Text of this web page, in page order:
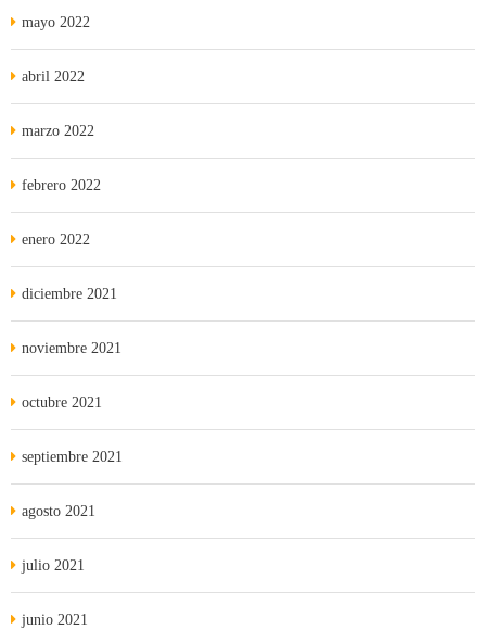
mayo 2022
abril 2022
marzo 2022
febrero 2022
enero 2022
diciembre 2021
noviembre 2021
octubre 2021
septiembre 2021
agosto 2021
julio 2021
junio 2021